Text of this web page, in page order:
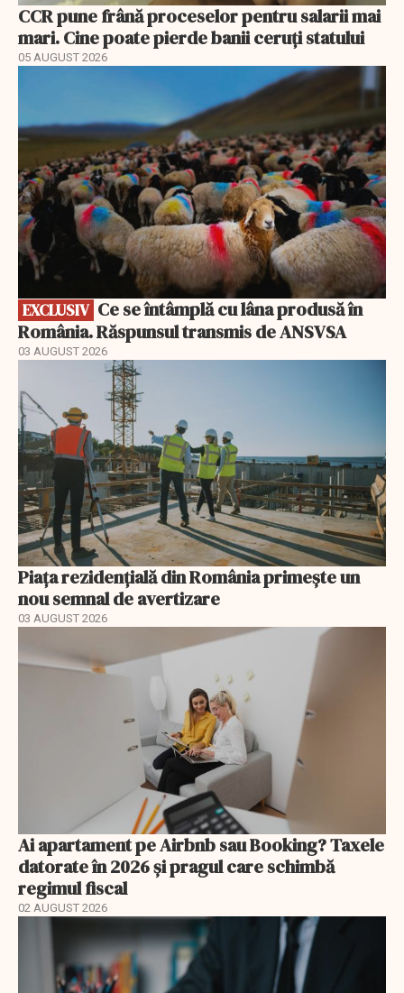
CCR pune frână proceselor pentru salarii mai
mari. Cine poate pierde banii ceruți statului
05 AUGUST 2026
EXCLUSIV
România. Răspunsul transmis de ANSVSA
03 AUGUST 2026
Piața rezidențială din România primește un
nou semnal de avertizare
03 AUGUST 2026
Ai apartament pe Airbnb sau Booking? Taxele
datorate în 2026 și pragul care schimbă
regimul fiscal
02 AUGUST 2026